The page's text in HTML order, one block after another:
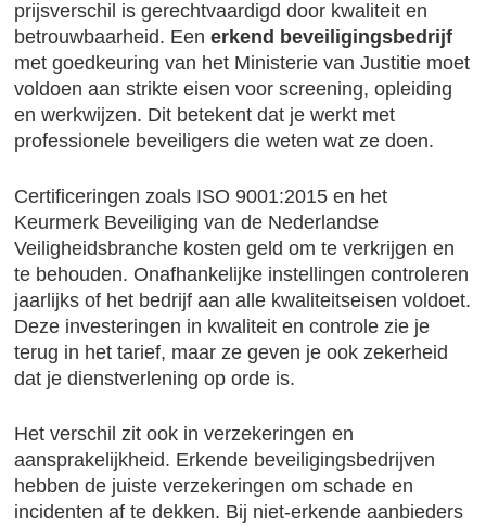
prijsverschil is gerechtvaardigd door kwaliteit en
betrouwbaarheid. Eenerkend beveiligingsbedrijf
met goedkeuring van het Ministerie van Justitie moet
voldoen aan strikte eisen voor screening, opleiding
en werkwijzen. Dit betekent dat je werkt met
professionele beveiligers die weten wat ze doen.
Certificeringen zoals ISO 9001:2015 en het
Keurmerk Beveiliging van de Nederlandse
Veiligheidsbranche kosten geld om te verkrijgen en
te behouden. Onafhankelijke instellingen controleren
jaarlijks of het bedrijf aan alle kwaliteitseisen voldoet.
Deze investeringen in kwaliteit en controle zie je
terug in het tarief, maar ze geven je ook zekerheid
dat je dienstverlening op orde is.
Het verschil zit ook in verzekeringen en
aansprakelijkheid. Erkende beveiligingsbedrijven
hebben de juiste verzekeringen om schade en
incidenten af te dekken. Bij niet-erkende aanbieders